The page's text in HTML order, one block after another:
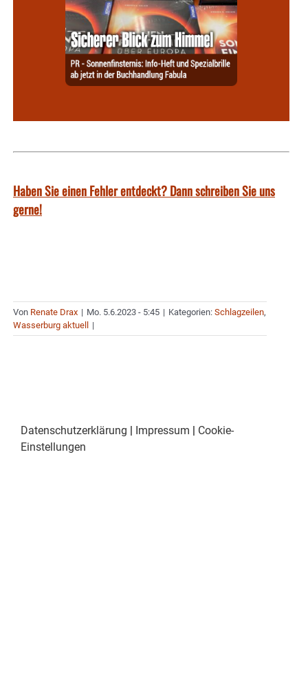
Haben Sie einen Fehler entdeckt? Dann schreiben Sie uns
gerne!
Von Renate Drax | Mo. 5.6.2023 - 5:45 | Kategorien: Schlagzeilen,
Wasserburg aktuell
|
Datenschutzerklärung | Impressum | Cookie-
Einstellungen